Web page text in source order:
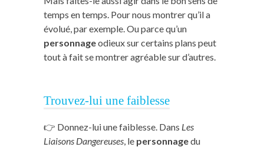
temps en temps. Pour nous montrer qu’il a
évolué, par exemple. Ou parce qu’un
personnageodieux sur certains plans peut
tout à fait se montrer agréable sur d’autres.
Trouvez-lui une faiblesse
👉 Donnez-lui une faiblesse. Dans Les
Liaisons Dangereuses, le personnagedu